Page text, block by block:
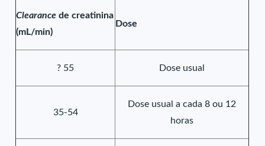
Clearancede creatinina
(mL/min)
Dose
? 55 Dose usual
35-54
Dose usual a cada 8 ou 12
horas